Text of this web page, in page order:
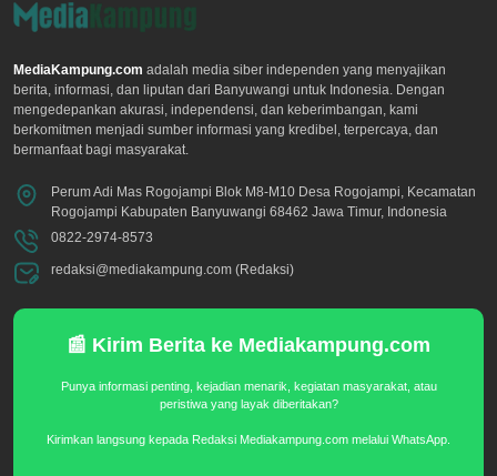
MediaKampung.com adalah media siber independen yang menyajikan
berita, informasi, dan liputan dari Banyuwangi untuk Indonesia. Dengan
mengedepankan akurasi, independensi, dan keberimbangan, kami
berkomitmen menjadi sumber informasi yang kredibel, terpercaya, dan
bermanfaat bagi masyarakat.
Perum Adi Mas Rogojampi Blok M8-M10 Desa Rogojampi, Kecamatan
Rogojampi Kabupaten Banyuwangi 68462 Jawa Timur, Indonesia
0822-2974-8573
redaksi@mediakampung.com (Redaksi)
📰 Kirim Berita ke Mediakampung.com
Punya informasi penting, kejadian menarik, kegiatan masyarakat, atau
peristiwa yang layak diberitakan?
Kirimkan langsung kepada Redaksi Mediakampung.com melalui WhatsApp.